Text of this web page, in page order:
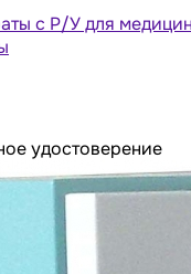
с Р/У для
удостоверение